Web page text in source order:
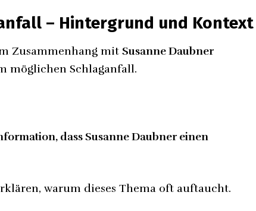
– Hintergrund und Kontext
Zusammenhang mitSusanne Daubner
möglichen Schlaganfall.
dass Susanne Daubner einen
warum dieses Thema oft auftaucht.